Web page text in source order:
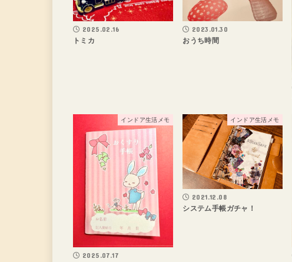
2025.02.16
トミカ
2023.01.30
おうち時間
インドア生活メモ
2025.07.17
インドア生活メモ
2021.12.08
システム手帳ガチャ！